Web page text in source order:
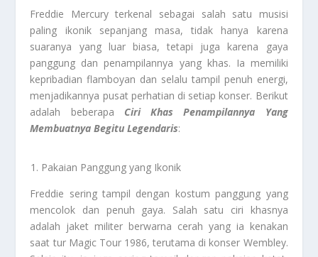
Freddie Mercury terkenal sebagai salah satu musisi
paling ikonik sepanjang masa, tidak hanya karena
suaranya yang luar biasa, tetapi juga karena gaya
panggung dan penampilannya yang khas. Ia memiliki
kepribadian flamboyan dan selalu tampil penuh energi,
menjadikannya pusat perhatian di setiap konser. Berikut
adalah beberapa Ciri Khas Penampilannya Yang
Membuatnya Begitu Legendaris:
Pakaian Panggung yang Ikonik
Freddie sering tampil dengan kostum panggung yang
mencolok dan penuh gaya. Salah satu ciri khasnya
adalah jaket militer berwarna cerah yang ia kenakan
saat tur Magic Tour 1986, terutama di konser Wembley.